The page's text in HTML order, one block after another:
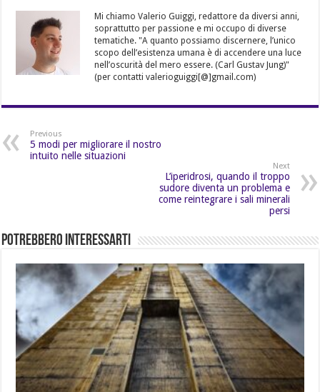
Mi chiamo Valerio Guiggi, redattore da diversi anni,
soprattutto per passione e mi occupo di diverse
tematiche. "A quanto possiamo discernere, l’unico
scopo dell’esistenza umana è di accendere una luce
nell’oscurità del mero essere. (Carl Gustav Jung)"
(per contatti valerioguiggi[@]gmail.com)
Previous
5 modi per migliorare il nostro
intuito nelle situazioni
Next
L’iperidrosi, quando il troppo
sudore diventa un problema e
come reintegrare i sali minerali
persi
Potrebbero Interessarti